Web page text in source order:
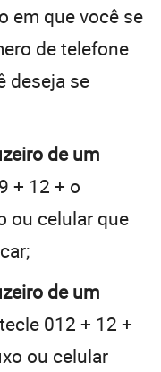
em que você se
de telefone
deseja se
de um
+ 12 + o
ou celular que
de um
tecle 012 + 12 +
ou celular